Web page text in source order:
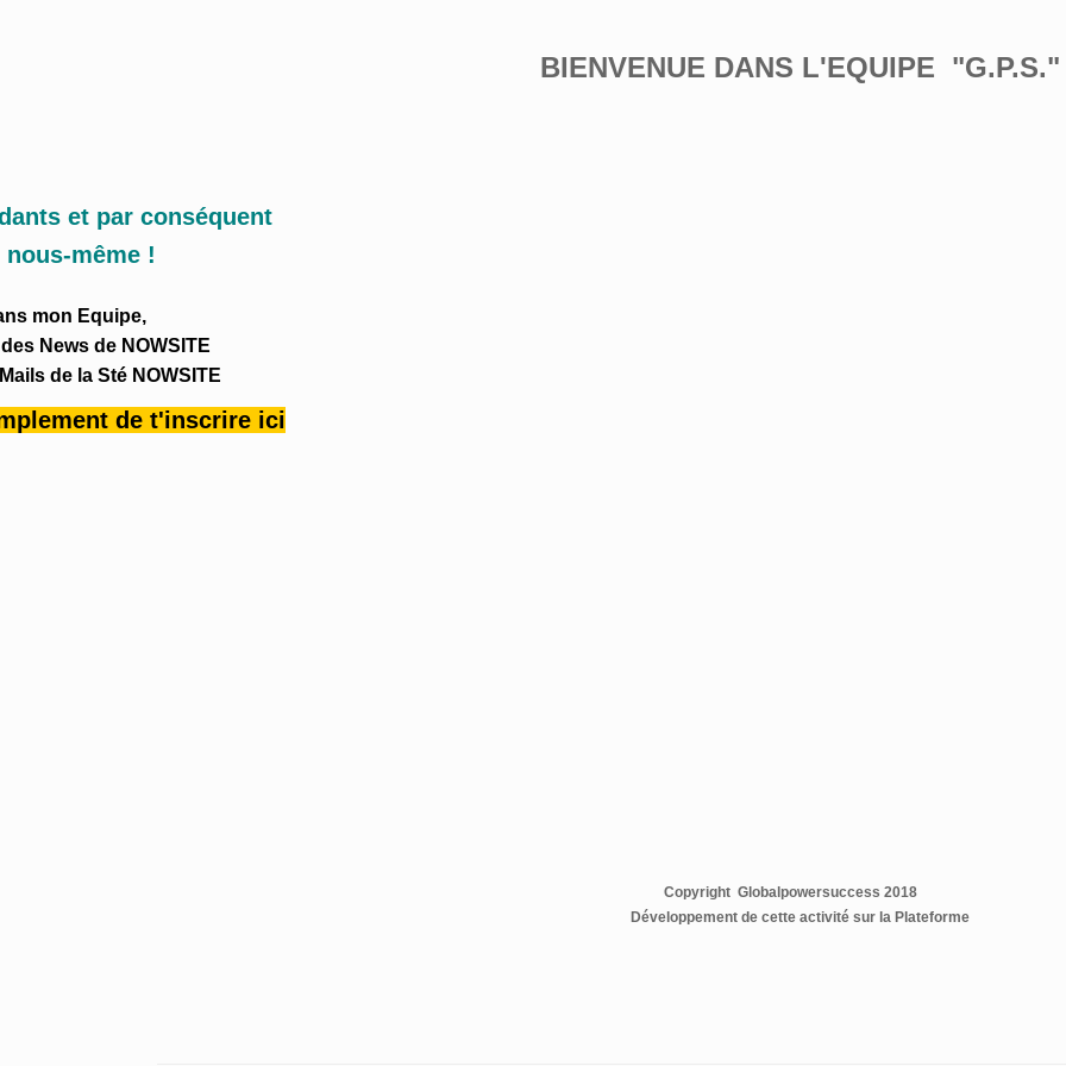
BIENVENUE DANS L'EQUIPE "G.P.S."
et par conséquent
même !
mon Equipe,
News de NOWSITE
de la Sté NOWSITE
de t'inscrire ici
Copyright Globalpowersuccess 2018
Développement de cette activité sur la Plateforme